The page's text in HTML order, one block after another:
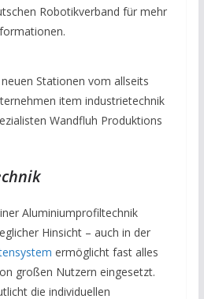
Robotikverband für mehr
Stationen vom allseits
item industrietechnik
Wandfluh Produktions
Aluminiumprofiltechnik
Hinsicht – auch in der
ermöglicht fast alles
großen Nutzern eingesetzt.
die individuellen